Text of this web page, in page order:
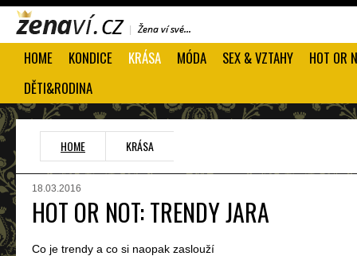
HOME KONDICE KRÁSA MÓDA SEX & VZTAHY
HOT OR
DĚTI&RODINA
HOME KRÁSA
18.03.2016
HOT OR NOT: TRENDY JARA
Co je trendy a co si naopak zaslouží